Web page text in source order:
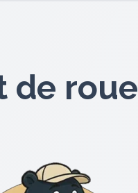
de roue